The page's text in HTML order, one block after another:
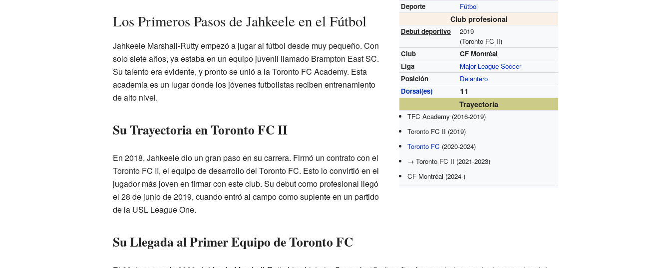
Deporte Fútbol
Club profesional
Debut deportivo
2019
(Toronto FC II)
Club
CF Montréal
Liga
Major League Soccer
Posición
Delantero
Dorsal(es)
11
Trayectoria
TFC Academy (2016-2019)
Toronto FC II (2019)
Toronto FC (2020-2024)
→ Toronto FC II (2021-2023)
CF Montréal (2024-)
Los Primeros Pasos de Jahkeele en el Fútbol
Jahkeele Marshall-Rutty empezó a jugar al fútbol desde muy pequeño. Con
solo siete años, ya estaba en un equipo juvenil llamado Brampton East SC.
Su talento era evidente, y pronto se unió a la Toronto FC Academy. Esta
academia es un lugar donde los jóvenes futbolistas reciben entrenamiento
de alto nivel.
Su Trayectoria en Toronto FC II
En 2018, Jahkeele dio un gran paso en su carrera. Firmó un contrato con el
Toronto FC II, el equipo de desarrollo del Toronto FC. Esto lo convirtió en el
jugador más joven en firmar con este club. Su debut como profesional llegó
el 28 de junio de 2019, cuando entró al campo como suplente en un partido
de la USL League One.
Su Llegada al Primer Equipo de Toronto FC